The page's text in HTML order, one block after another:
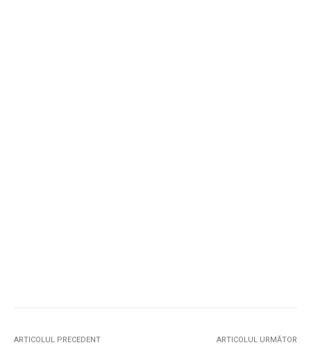
ARTICOLUL PRECEDENT ARTICOLUL URMĂTOR